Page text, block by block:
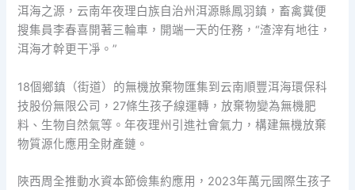
洱海之源，云南年夜理白族自治州洱源縣鳳羽鎮，畜禽糞便
搜集員李春喜開著三輪車，開端一天的任務，“渣滓有地往，
洱海才幹更干凈。”
18個鄉鎮（街道）的無機放棄物匯集到云南順豐洱海環保科
技股份無限公司，27條生孩子線運轉，放棄物變為無機肥
料、生物自然氣等。年夜理州引進社會氣力，構建無機放棄
物質源化應用全財產鏈。
陜西周全推動水資本節儉集約應用，2023年萬元國際生孩子